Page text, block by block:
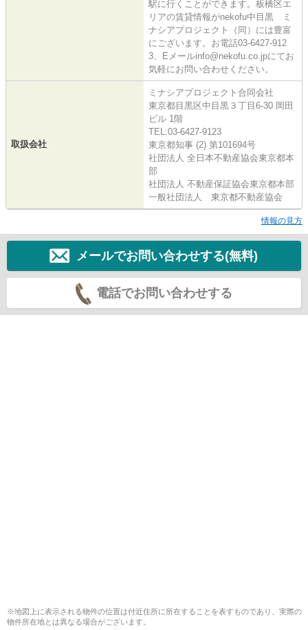
駅に行くことができます。板橋区エ
リアの賃貸情報がnekofu中目黒 ミ
ナシアプロジェクト（同）には豊富
にございます。お電話03-6427-912
3、Eメールinfo@nekofu.co.jpにてお
気軽にお問い合わせください。
取扱会社
ミナシアプロジェクト合同会社
東京都目黒区中目黒３丁目6-30 岡田
ビル 1階
TEL:03-6427-9123
東京都知事 (2) 第101694号
社団法人 全日本不動産協会東京都本
部
社団法人 不動産保証協会東京都本部
一般社団法人 東京都不動産協会
情報の見方
メールでお問い合わせする(無料)
電話でお問い合わせする
※地図上に表示される物件の位置は付近住所に所在することを表すものであり、実際の
物件所在地とは異なる場合がございます。